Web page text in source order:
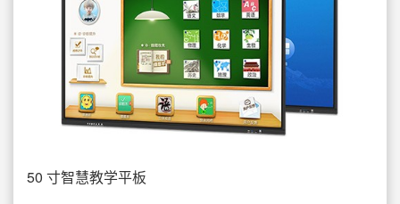
50 寸智慧教学平板